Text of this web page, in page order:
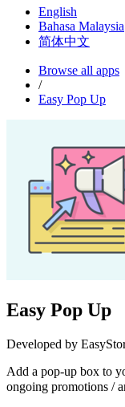
English
Bahasa Malaysia
简体中文
Browse all apps
/
Easy Pop Up
Easy Pop Up
Developed by
Add a pop-up box to
ongoing promotions /